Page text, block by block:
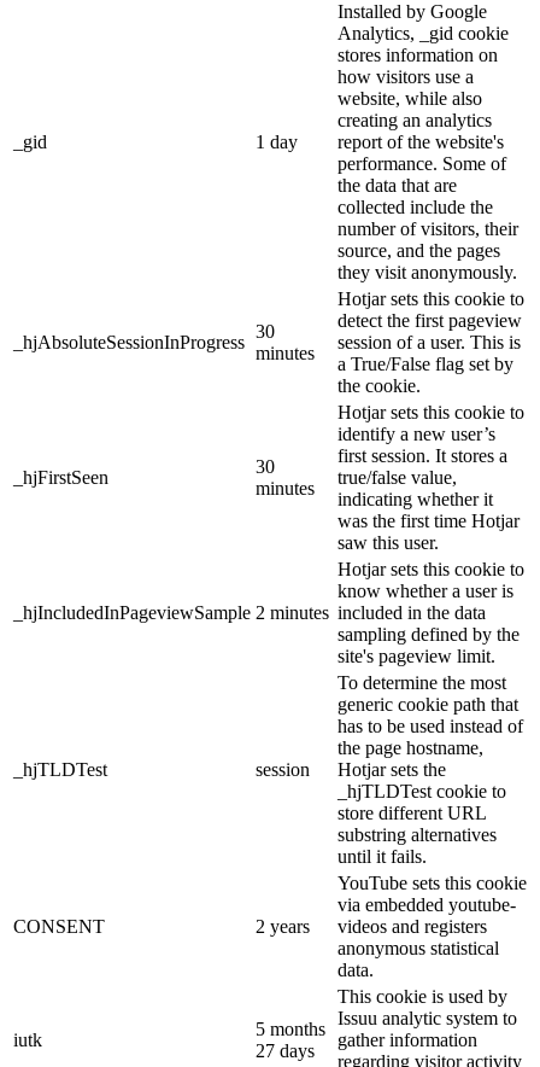
_gid 1 day
Installed by Google
Analytics, _gid cookie
stores information on
how visitors use a
website, while also
creating an analytics
report of the website's
performance. Some of
the data that are
collected include the
number of visitors, their
source, and the pages
they visit anonymously.
_hjAbsoluteSessionInProgress
30
minutes
Hotjar sets this cookie to
detect the first pageview
session of a user. This is
a True/False flag set by
the cookie.
_hjFirstSeen
30
minutes
Hotjar sets this cookie to
identify a new user’s
first session. It stores a
true/false value,
indicating whether it
was the first time Hotjar
saw this user.
_hjIncludedInPageviewSample 2 minutes
Hotjar sets this cookie to
know whether a user is
included in the data
sampling defined by the
site's pageview limit.
_hjTLDTest session
To determine the most
generic cookie path that
has to be used instead of
the page hostname,
Hotjar sets the
_hjTLDTest cookie to
store different URL
substring alternatives
until it fails.
CONSENT 2 years
YouTube sets this cookie
via embedded youtube-
videos and registers
anonymous statistical
data.
iutk
5 months
27 days
This cookie is used by
Issuu analytic system to
gather information
regarding visitor activity